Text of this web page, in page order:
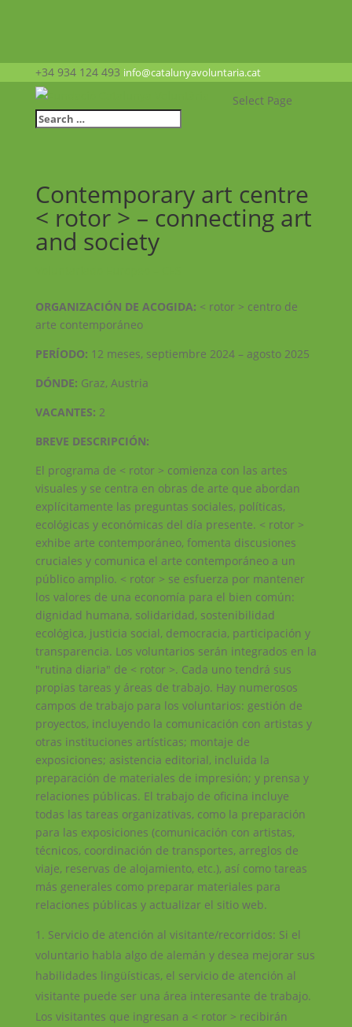
+34 934 124 493 info@catalunyavoluntaria.cat
Select Page
Contemporary art centre
< rotor > – connecting art
and society
ORGANIZACIÓN DE ACOGIDA: < rotor > centro de
arte contemporáneo
PERÍODO: 12 meses, septiembre 2024 – agosto 2025
DÓNDE: Graz, Austria
VACANTES: 2
BREVE DESCRIPCIÓN:
El programa de < rotor > comienza con las artes
visuales y se centra en obras de arte que abordan
explícitamente las preguntas sociales, políticas,
ecológicas y económicas del día presente. < rotor >
exhibe arte contemporáneo, fomenta discusiones
cruciales y comunica el arte contemporáneo a un
público amplio. < rotor > se esfuerza por mantener
los valores de una economía para el bien común:
dignidad humana, solidaridad, sostenibilidad
ecológica, justicia social, democracia, participación y
transparencia. Los voluntarios serán integrados en la
"rutina diaria" de < rotor >. Cada uno tendrá sus
propias tareas y áreas de trabajo. Hay numerosos
campos de trabajo para los voluntarios: gestión de
proyectos, incluyendo la comunicación con artistas y
otras instituciones artísticas; montaje de
exposiciones; asistencia editorial, incluida la
preparación de materiales de impresión; y prensa y
relaciones públicas. El trabajo de oficina incluye
todas las tareas organizativas, como la preparación
para las exposiciones (comunicación con artistas,
técnicos, coordinación de transportes, arreglos de
viaje, reservas de alojamiento, etc.), así como tareas
más generales como preparar materiales para
relaciones públicas y actualizar el sitio web.
Servicio de atención al visitante/recorridos: Si el
voluntario habla algo de alemán y desea mejorar sus
habilidades lingüísticas, el servicio de atención al
visitante puede ser una área interesante de trabajo.
Los visitantes que ingresan a < rotor > recibirán